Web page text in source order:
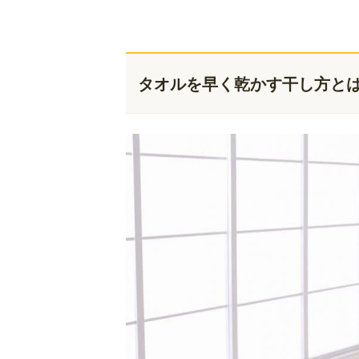
タオルを早く乾かす干し方と